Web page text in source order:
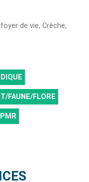
de vie, Crèche,
FAUNE/FLORE